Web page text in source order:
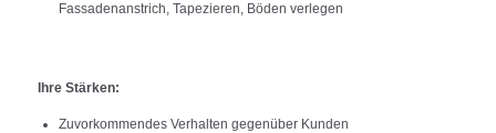
Fassadenanstrich, Tapezieren, Böden verlegen
Ihre Stärken:
Zuvorkommendes Verhalten gegenüber Kunden